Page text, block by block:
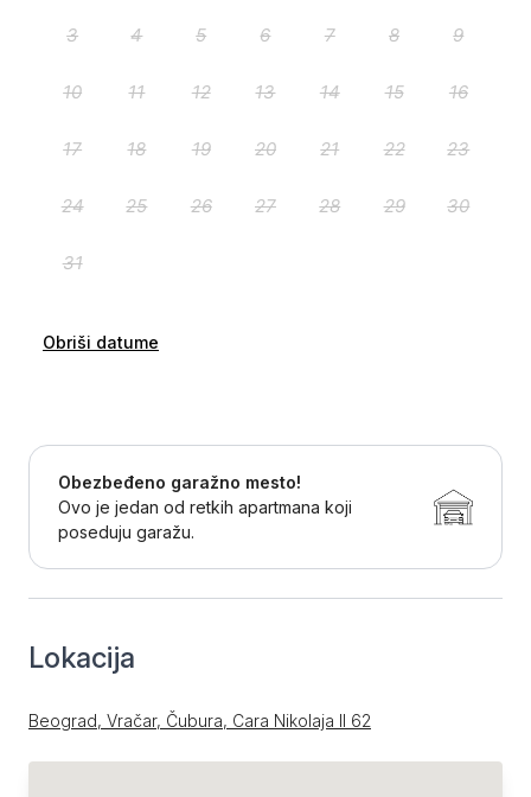
Obriši datume
Obezbeđeno garažno mesto!
Ovo je jedan od retkih apartmana koji
poseduju garažu.
Lokacija
Beograd, Vračar, Čubura, Cara Nikolaja II 62